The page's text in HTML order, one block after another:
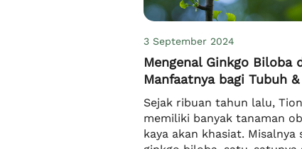
3 September 2024
Mengenal Ginkgo Biloba
Manfaatnya bagi Tubuh
Sejak ribuan tahun lalu,
memiliki banyak tanaman
kaya akan khasiat. Misalnya